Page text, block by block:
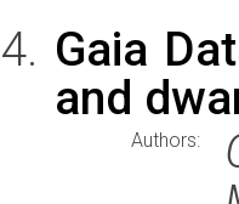
Gaia
and
Authors: